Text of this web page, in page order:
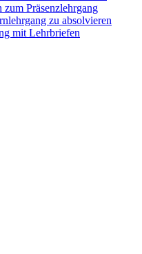
Präsenzlehrgang
zu absolvieren
mit Lehrbriefen